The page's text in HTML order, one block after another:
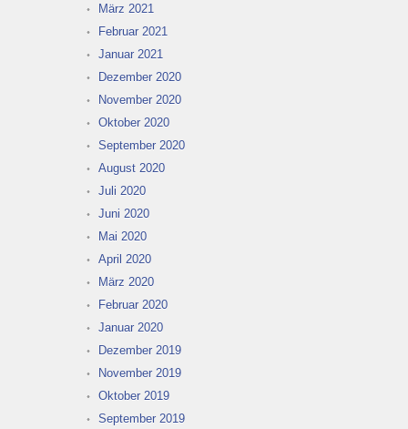
März 2021
Februar 2021
Januar 2021
Dezember 2020
November 2020
Oktober 2020
September 2020
August 2020
Juli 2020
Juni 2020
Mai 2020
April 2020
März 2020
Februar 2020
Januar 2020
Dezember 2019
November 2019
Oktober 2019
September 2019